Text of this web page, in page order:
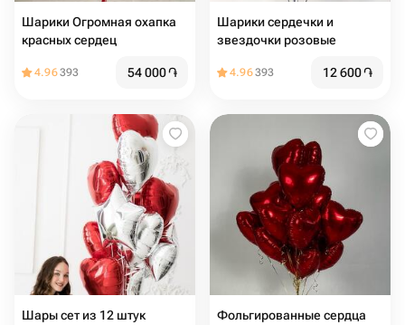
Шарики Огромная охапка
красных сердец
4.96393 54 000֏
Шарики сердечки и
звездочки розовые
4.96393 12 600֏
Шары сет из 12 штук
Фольгированные сердца